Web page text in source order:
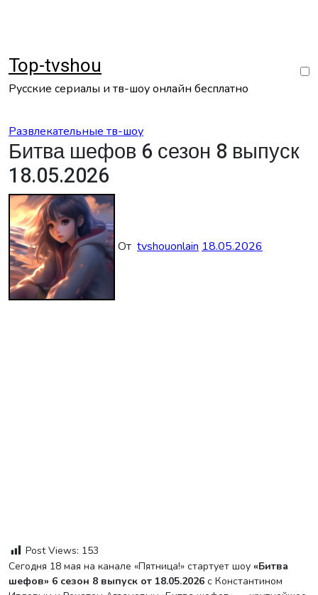
Top-tvshou
Русские сериалы и тв-шоу онлайн бесплатно
Развлекательные тв-шоу
Битва шефов 6 сезон 8 выпуск
18.05.2026
От tvshouonlain 18.05.2026
Post Views: 153
Сегодня 18 мая на канале «Пятница!» стартует шоу «Битва
шефов» 6 сезон 8 выпуск от 18.05.2026 с Константином